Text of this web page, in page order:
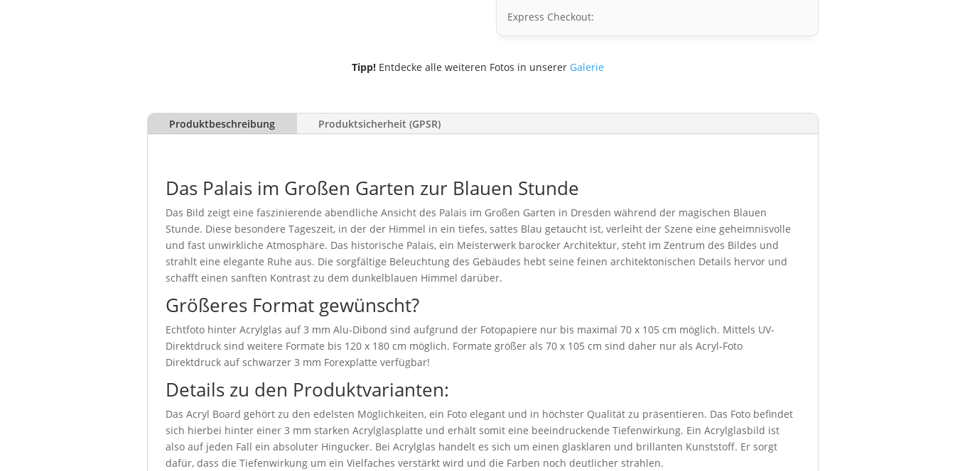
Express Checkout:
Tipp!Entdecke alle weiteren Fotos in unserer Galerie
Produktbeschreibung Produktsicherheit (GPSR)
Das Palais im Großen Garten zur Blauen Stunde
Das Bild zeigt eine faszinierende abendliche Ansicht des Palais im Großen Garten in Dresden während der magischen Blauen
Stunde. Diese besondere Tageszeit, in der der Himmel in ein tiefes, sattes Blau getaucht ist, verleiht der Szene eine geheimnisvolle
und fast unwirkliche Atmosphäre. Das historische Palais, ein Meisterwerk barocker Architektur, steht im Zentrum des Bildes und
strahlt eine elegante Ruhe aus. Die sorgfältige Beleuchtung des Gebäudes hebt seine feinen architektonischen Details hervor und
schafft einen sanften Kontrast zu dem dunkelblauen Himmel darüber.
Größeres Format gewünscht?
Echtfoto hinter Acrylglas auf 3 mm Alu-Dibond sind aufgrund der Fotopapiere nur bis maximal 70 x 105 cm möglich. Mittels UV-
Direktdruck sind weitere Formate bis 120 x 180 cm möglich. Formate größer als 70 x 105 cm sind daher nur als Acryl-Foto
Direktdruck auf schwarzer 3 mm Forexplatte verfügbar!
Details zu den Produktvarianten:
Das Acryl Board gehört zu den edelsten Möglichkeiten, ein Foto elegant und in höchster Qualität zu präsentieren. Das Foto befindet
sich hierbei hinter einer 3 mm starken Acrylglasplatte und erhält somit eine beeindruckende Tiefenwirkung. Ein Acrylglasbild ist
also auf jeden Fall ein absoluter Hingucker. Bei Acrylglas handelt es sich um einen glasklaren und brillanten Kunststoff. Er sorgt
dafür, dass die Tiefenwirkung um ein Vielfaches verstärkt wird und die Farben noch deutlicher strahlen.